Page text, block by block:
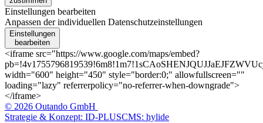
Einstellungen bearbeiten
Anpassen der individuellen Datenschutzeinstellungen
Einstellungen
bearbeiten
<iframe src="https://www.google.com/maps/embed?
width="600" height="450" style="border:0;" allowfullscreen=""
loading="lazy" referrerpolicy="no-referrer-when-downgrade">
</iframe>
© 2026 Outando GmbH
Strategie & Konzept: ID-PLUSCMS: hylide